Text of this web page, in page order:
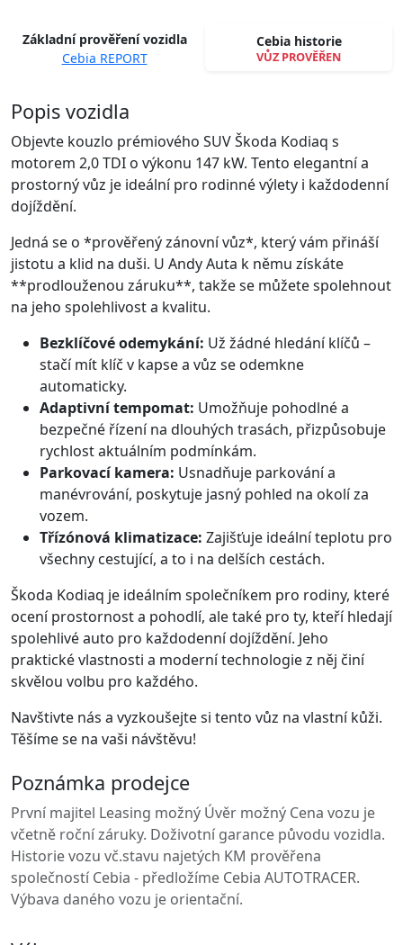
Základní prověření vozidla
Cebia REPORT
Cebia historie
VŮZ PROVĚŘEN
Spustit video
Popis vozidla
Objevte kouzlo prémiového SUV Škoda Kodiaq s
motorem 2,0 TDI o výkonu 147 kW. Tento elegantní a
prostorný vůz je ideální pro rodinné výlety i každodenní
dojíždění.
Jedná se o *prověřený zánovní vůz*, který vám přináší
jistotu a klid na duši. U Andy Auta k němu získáte
**prodlouženou záruku**, takže se můžete spolehnout
na jeho spolehlivost a kvalitu.
Bezklíčové odemykání: Už žádné hledání klíčů –
stačí mít klíč v kapse a vůz se odemkne
automaticky.
Adaptivní tempomat: Umožňuje pohodlné a
bezpečné řízení na dlouhých trasách, přizpůsobuje
rychlost aktuálním podmínkám.
Parkovací kamera: Usnadňuje parkování a
manévrování, poskytuje jasný pohled na okolí za
vozem.
Třízónová klimatizace: Zajišťuje ideální teplotu pro
všechny cestující, a to i na delších cestách.
Škoda Kodiaq je ideálním společníkem pro rodiny, které
ocení prostornost a pohodlí, ale také pro ty, kteří hledají
spolehlivé auto pro každodenní dojíždění. Jeho
praktické vlastnosti a moderní technologie z něj činí
skvělou volbu pro každého.
Navštivte nás a vyzkoušejte si tento vůz na vlastní kůži.
Těšíme se na vaši návštěvu!
Poznámka prodejce
První majitel Leasing možný Úvěr možný Cena vozu je
včetně roční záruky. Doživotní garance původu vozidla.
Historie vozu vč.stavu najetých KM prověřena
společností Cebia - předložíme Cebia AUTOTRACER.
Výbava daného vozu je orientační.